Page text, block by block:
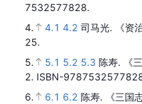
7532577828.
4.
4.1 4.2 司马光.
《资
25.
5.
5.1 5.2 5.3 陈寿.
《
2. ISBN-
6.
6.1 6.2 陈寿.
《三国